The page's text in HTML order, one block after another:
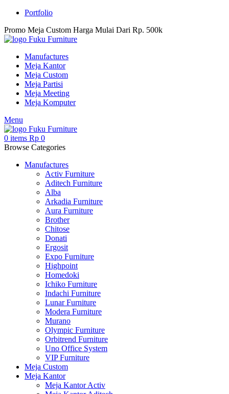
Portfolio
Promo Meja Custom Harga Mulai Dari Rp. 500k
Manufactures
Meja Kantor
Meja Custom
Meja Partisi
Meja Meeting
Meja Komputer
Menu
0 items Rp 0
Browse Categories
Manufactures
Activ Furniture
Aditech Furniture
Alba
Arkadia Furniture
Aura Furniture
Brother
Chitose
Donati
Ergosit
Expo Furniture
Highpoint
Homedoki
Ichiko Furniture
Indachi Furniture
Lunar Furniture
Modera Furniture
Murano
Olympic Furniture
Orbitrend Furniture
Uno Office System
VIP Furniture
Meja Custom
Meja Kantor
Meja Kantor Activ